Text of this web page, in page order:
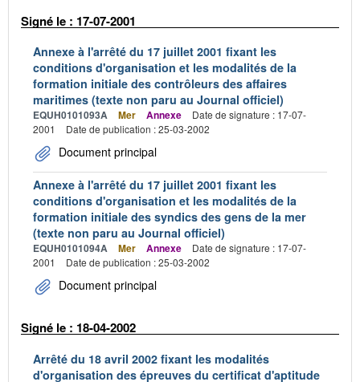
Signé le : 17-07-2001
Annexe à l'arrêté du 17 juillet 2001 fixant les
conditions d'organisation et les modalités de la
formation initiale des contrôleurs des affaires
maritimes (texte non paru au Journal officiel)
EQUH0101093A Mer Annexe
Date de signature : 17-07-
2001
Date de publication : 25-03-2002
Document principal
Annexe à l'arrêté du 17 juillet 2001 fixant les
conditions d'organisation et les modalités de la
formation initiale des syndics des gens de la mer
(texte non paru au Journal officiel)
EQUH0101094A Mer Annexe
Date de signature : 17-07-
2001
Date de publication : 25-03-2002
Document principal
Signé le : 18-04-2002
Arrêté du 18 avril 2002 fixant les modalités
d'organisation des épreuves du certificat d'aptitude